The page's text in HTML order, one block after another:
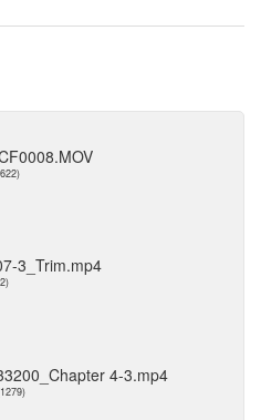
3_Trim.mp4
4-3.mp4